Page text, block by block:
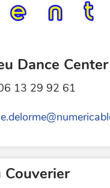
Dance Center
13 29 92 61
Couverier